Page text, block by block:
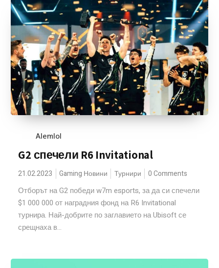
Alemlol
G2 спечели R6 Invitational
21.02.2023 Gaming Новини Турнири 0 Comments
Отборът на G2 победи w7m esports, за да си спечели
$1 000 000 от наградния фонд на R6 Invitational
турнира. Най-добрите по заглавието на Ubisoft се
срещнаха в...